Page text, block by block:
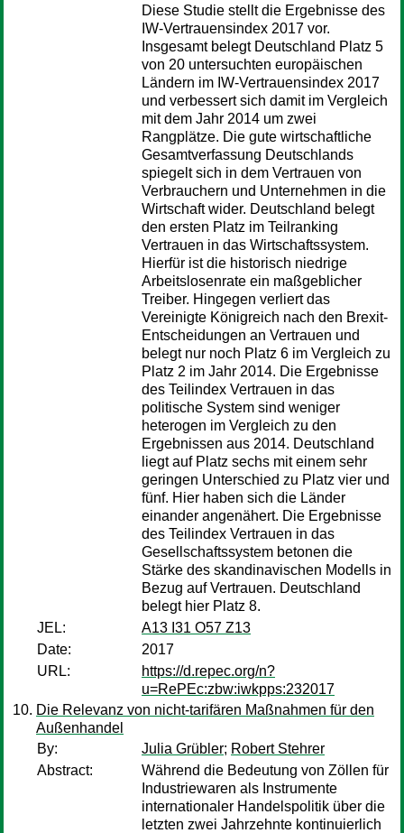
Diese Studie stellt die Ergebnisse des
IW-Vertrauensindex 2017 vor.
Insgesamt belegt Deutschland Platz 5
von 20 untersuchten europäischen
Ländern im IW-Vertrauensindex 2017
und verbessert sich damit im Vergleich
mit dem Jahr 2014 um zwei
Rangplätze. Die gute wirtschaftliche
Gesamtverfassung Deutschlands
spiegelt sich in dem Vertrauen von
Verbrauchern und Unternehmen in die
Wirtschaft wider. Deutschland belegt
den ersten Platz im Teilranking
Vertrauen in das Wirtschaftssystem.
Hierfür ist die historisch niedrige
Arbeitslosenrate ein maßgeblicher
Treiber. Hingegen verliert das
Vereinigte Königreich nach den Brexit-
Entscheidungen an Vertrauen und
belegt nur noch Platz 6 im Vergleich zu
Platz 2 im Jahr 2014. Die Ergebnisse
des Teilindex Vertrauen in das
politische System sind weniger
heterogen im Vergleich zu den
Ergebnissen aus 2014. Deutschland
liegt auf Platz sechs mit einem sehr
geringen Unterschied zu Platz vier und
fünf. Hier haben sich die Länder
einander angenähert. Die Ergebnisse
des Teilindex Vertrauen in das
Gesellschaftssystem betonen die
Stärke des skandinavischen Modells in
Bezug auf Vertrauen. Deutschland
belegt hier Platz 8.
JEL:
A13 I31 O57 Z13
Date:
2017
URL:
https://d.repec.org/n?
u=RePEc:zbw:iwkpps:232017
Die Relevanz von nicht-tarifären Maßnahmen für den
Außenhandel
By:
Julia Grübler; Robert Stehrer
Abstract:
Während die Bedeutung von Zöllen für
Industriewaren als Instrumente
internationaler Handelspolitik über die
letzten zwei Jahrzehnte kontinuierlich